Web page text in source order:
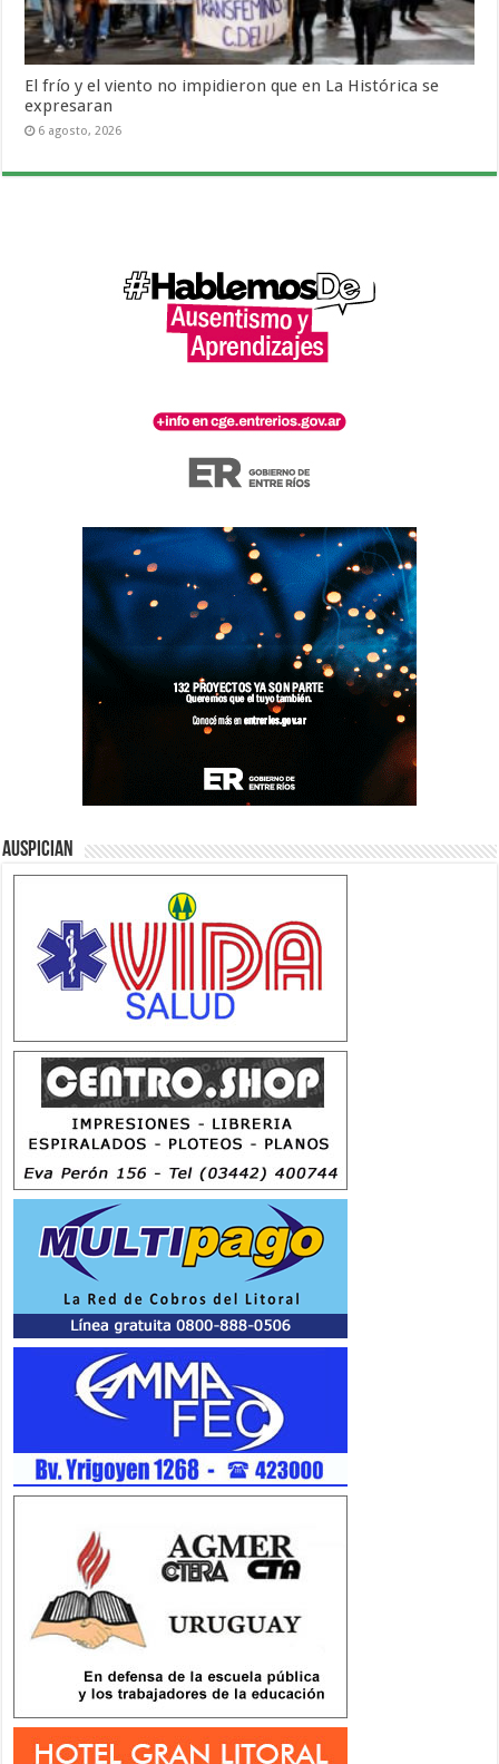
El frío y el viento no impidieron que en La Histórica se
expresaran
6 agosto, 2026
Auspician